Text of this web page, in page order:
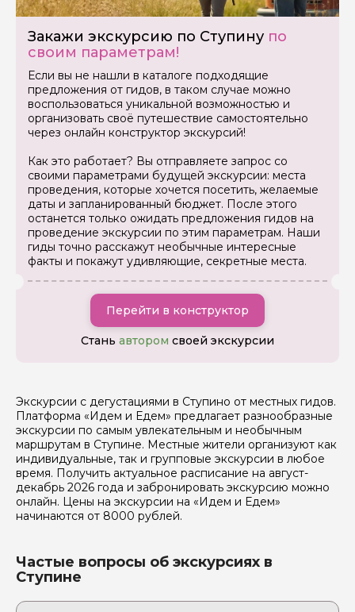
Закажи экскурсию по Ступину по
своим параметрам!
Если вы не нашли в каталоге подходящие
предложения от гидов, в таком случае можно
воспользоваться уникальной возможностью и
организовать своё путешествие самостоятельно
через онлайн конструктор экскурсий!
Как это работает? Вы отправляете запрос со
своими параметрами будущей экскурсии: места
проведения, которые хочется посетить, желаемые
даты и запланированный бюджет. После этого
останется только ожидать предложения гидов на
проведение экскурсии по этим параметрам. Наши
гиды точно расскажут необычные интересные
факты и покажут удивляющие, секретные места.
Перейти в конструктор
Стань автором своей экскурсии
Экскурсии с дегустациями в Ступино от местных гидов.
Платформа «Идем и Едем» предлагает разнообразные
экскурсии по самым увлекательным и необычным
маршрутам в Ступине. Местные жители организуют как
индивидуальные, так и групповые экскурсии в любое
время. Получить актуальное расписание на август-
декабрь 2026 года и забронировать экскурсию можно
онлайн. Цены на экскурсии на «Идем и Едем»
начинаются от 8000 рублей.
Частые вопросы об экскурсиях в
Ступине
Ваша электронная почта
Ваш номер телефона
Если у вас есть интересующие вопросы, можете их
задать
Отправить